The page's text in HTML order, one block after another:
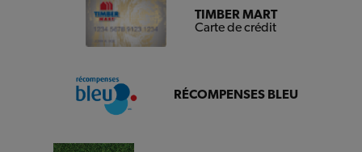
TIMBER MART
Carte de crédit
RÉCOMPENSES BLEU